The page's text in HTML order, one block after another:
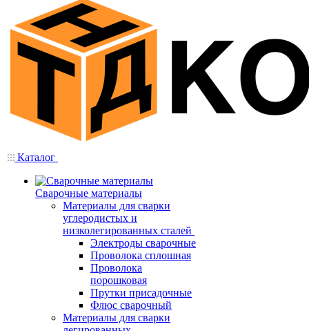
Каталог
Сварочные материалы
Материалы для сварки
углеродистых и
низколегированных сталей
Электроды сварочные
Проволока сплошная
Проволока
порошковая
Прутки присадочные
Флюс сварочный
Материалы для сварки